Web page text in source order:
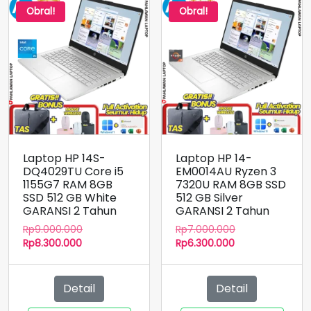
Obral!
Laptop HP 14S-
DQ4029TU Core i5
1155G7 RAM 8GB
SSD 512 GB White
GARANSI 2 Tahun
Rp9.000.000Harga
Rp8.300.000Harga
adalah:
Rp8.300.000.
Detail
Obral!
Laptop HP 14-
EM0014AU Ryzen 3
7320U RAM 8GB SSD
512 GB Silver
GARANSI 2 Tahun
Rp7.000.000Harga
Rp6.300.000Harga
adalah:
Rp6.300.000.
Detail